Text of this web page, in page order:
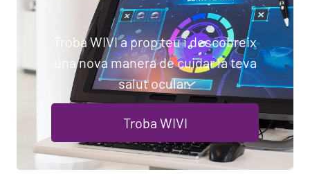
Troba WIVI a prop teu i descobreix
una nova manera de cuidar la teva
salut ocular.
Troba WIVI